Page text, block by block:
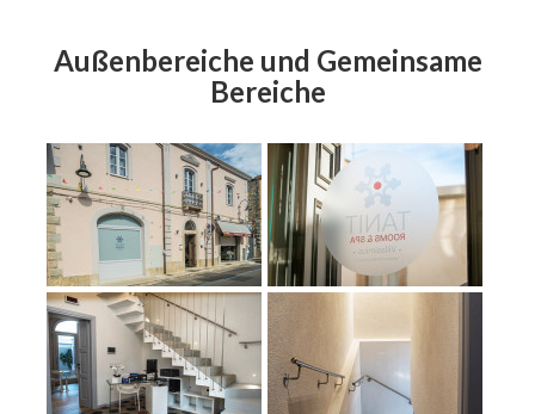
Außenbereiche und Gemeinsame
Bereiche